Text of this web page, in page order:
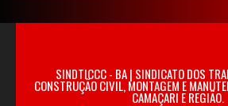
SINDTICCC - BA | SINDICATO DOS
CONSTRUÇÃO CIVIL, MONTAGEM E
CAMAÇARI E REGIÃO.